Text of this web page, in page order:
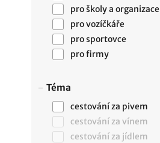
pro školy a organizace
pro vozíčkáře
pro sportovce
pro firmy
Téma
cestování za pivem
cestování za vínem
cestování za jídlem